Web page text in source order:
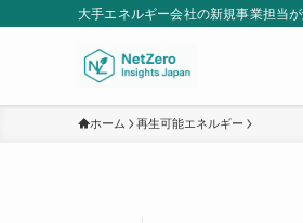
大手エネルギー会社の新規事業担当
ホーム 再生可能エネルギー